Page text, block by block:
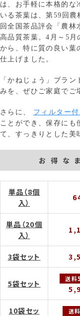
は、お手軽に本格的な
いる茶葉は、第59回
回全国茶品評会「農林
高品質茶葉。4月～5
から、特に質の良い葉
仕上げました。
「かねじょう」ブラ
みを、ぜひご家庭でご
さらに、 フィルター
ことができ、保存にも
て、すっきりとした美
お得な
単品（8個
入）
単品（20個
入）
3袋セット
5袋セット 送料
10袋セッ
送